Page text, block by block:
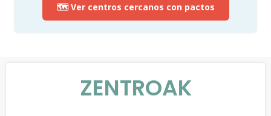
🗺️ Ver centros cercanos con pactos
ZENTROAK